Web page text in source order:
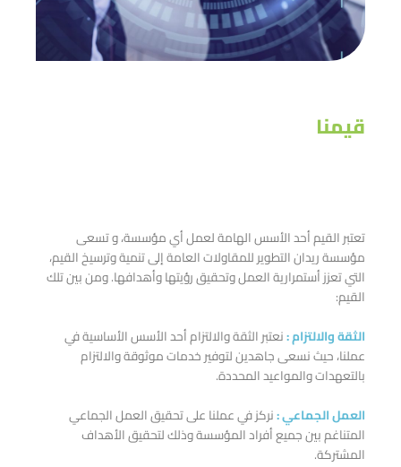
قيمنا
تعتبر القيم أحد الأسس الهامة لعمل أي مؤسسة، و تسعى
مؤسسة ريدان التطوير للمقاولات العامة إلى تنمية وترسيخ القيم،
التي تعزز أستمرارية العمل وتحقيق رؤيتها وأهدافها. ومن بين تلك
القيم:
الثقة والالتزام :نعتبر الثقة والالتزام أحد الأسس الأساسية في
عملنا، حيث نسعى جاهدين لتوفير خدمات موثوقة والالتزام
بالتعهدات والمواعيد المحددة.
العمل الجماعي :نركز في عملنا على تحقيق العمل الجماعي
المتناغم بين جميع أفراد المؤسسة وذلك لتحقيق الأهداف
المشتركة.